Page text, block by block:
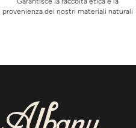
provenienza dei nostri materiali naturali